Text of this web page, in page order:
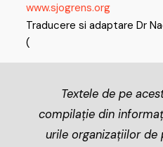
www.sjogrens.org
Traducere si adaptare Dr
(
Textele de pe
compilație din
urile organizațiilor de